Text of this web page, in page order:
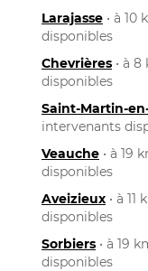
Larajasse • à 10
disponibles
Chevrières • à
disponibles
Saint-Martin-
intervenants
Veauche • à 19
disponibles
Aveizieux • à
disponibles
Sorbiers • à 19
disponibles